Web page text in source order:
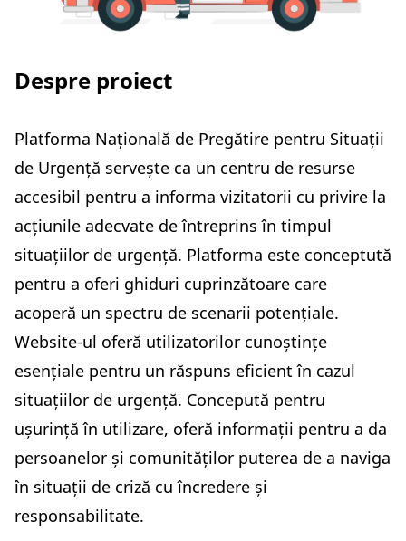
Despre proiect
Platforma Națională de Pregătire pentru Situații
de Urgență servește ca un centru de resurse
accesibil pentru a informa vizitatorii cu privire la
acțiunile adecvate de întreprins în timpul
situațiilor de urgență. Platforma este conceptută
pentru a oferi ghiduri cuprinzătoare care
acoperă un spectru de scenarii potențiale.
Website-ul oferă utilizatorilor cunoștințe
esențiale pentru un răspuns eficient în cazul
situațiilor de urgență. Concepută pentru
ușurință în utilizare, oferă informații pentru a da
persoanelor și comunităților puterea de a naviga
în situații de criză cu încredere și
responsabilitate.